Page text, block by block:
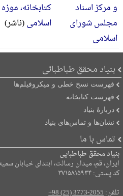
کتابخانه،
اسلامی(ناشر)
بنیاد محقق طباطبائی
فهرست نسخ خطی و میکروفیلم‌ها
فهرست کتابخانه
دربارۀ بنیاد
نشان‌ها و تماس‌های بنیاد
تماس با ما
بنیاد محقق طباطبایی
ایران، قم، میدان رسالت، ابتدای خیابان سمیه،
کد پستی: ۳۷۱۵۸۱۵۹۳۴
تلفن:+98 (25) 3773-2055